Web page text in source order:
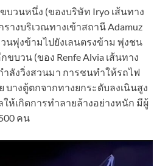
บวนหนึ่ง (ของบริษัท Iryo เส้นทาง
รางบริเวณทางเข้าสถานี Adamuz
นพุ่งข้ามไปยังเลนตรงข้าม พุ่งชน
ขบวน (ของ Renfe Alvia เส้นทาง
ำลังวิ่งสวนมา การชนทำให้รถไฟ
บางตู้ตกจากทางยกระดับลงเนินสูง
ห้เกิดการทำลายล้างอย่างหนัก มีผู้
คน